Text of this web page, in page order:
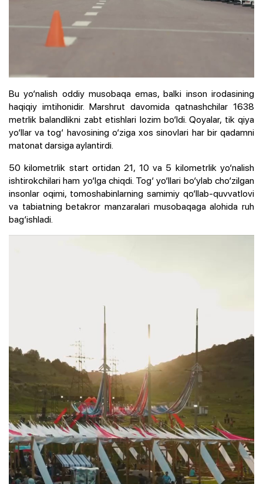
Bu yo‘nalish oddiy musobaqa emas, balki inson irodasining
haqiqiy imtihonidir. Marshrut davomida qatnashchilar 1638
metrlik balandlikni zabt etishlari lozim bo‘ldi. Qoyalar, tik qiya
yo‘llar va tog‘ havosining o‘ziga xos sinovlari har bir qadamni
matonat darsiga aylantirdi.
50 kilometrlik start ortidan 21, 10 va 5 kilometrlik yo‘nalish
ishtirokchilari ham yo‘lga chiqdi. Tog‘ yo‘llari bo‘ylab cho‘zilgan
insonlar oqimi, tomoshabinlarning samimiy qo‘llab-quvvatlovi
va tabiatning betakror manzaralari musobaqaga alohida ruh
bag‘ishladi.